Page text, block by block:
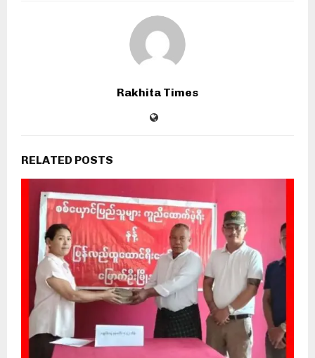
Rakhita Times
RELATED POSTS